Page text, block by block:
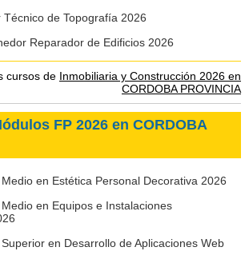
Técnico de Topografía 2026
Reparador de Edificios 2026
cursos de Inmobiliaria y Construcción 2026 en
CORDOBA PROVINCIA
FP 2026 en CORDOBA
en Estética Personal Decorativa 2026
en Equipos e Instalaciones
en Desarrollo de Aplicaciones Web